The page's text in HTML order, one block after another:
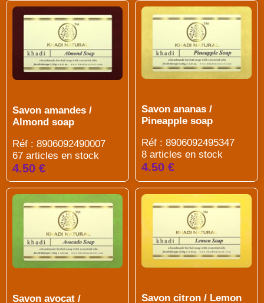
Savon amandes /
Almond soap
Réf : 8906092490007
67 articles en stock
4.50 €
Savon ananas /
Pineapple soap
Réf : 8906092495347
8 articles en stock
4.50 €
Savon avocat /
Savon citron / Lemon